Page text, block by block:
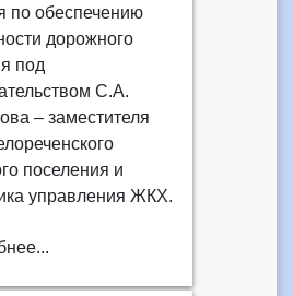
по обеспечению
дорожного
под
С.А.
– заместителя
поселения и
управления ЖКХ.